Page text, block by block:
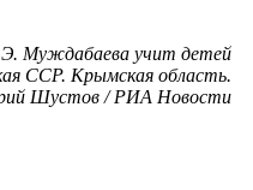
Муждабаева учит детей
ССР. Крымская область.
Шустов / РИА Новости